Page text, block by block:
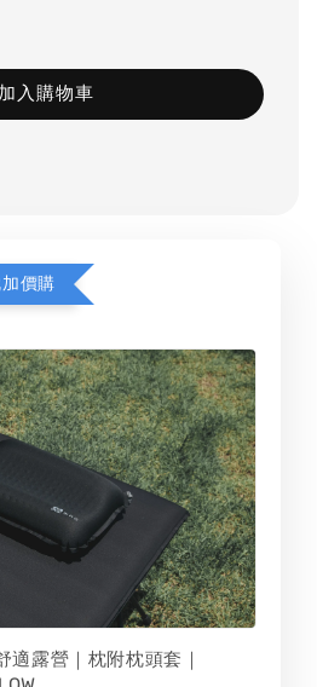
加入購物車
價購
適露營｜枕附枕頭套｜